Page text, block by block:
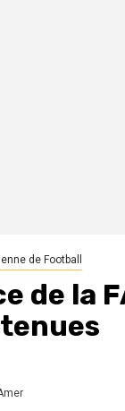
de Football
de la